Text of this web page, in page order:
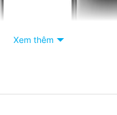
Xem thêm